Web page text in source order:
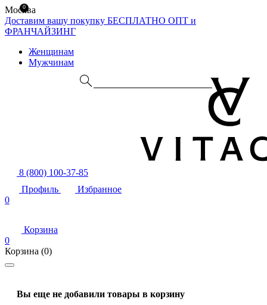
Москва
Доставим вашу покупку БЕСПЛАТНО ОПТ и
ФРАНЧАЙЗИНГ
Женщинам
Мужчинам
8 (800) 100-37-85
Профиль
Избранное
0
Корзина
0
Корзина (0)
Вы еще не добавили товары в корзину
0